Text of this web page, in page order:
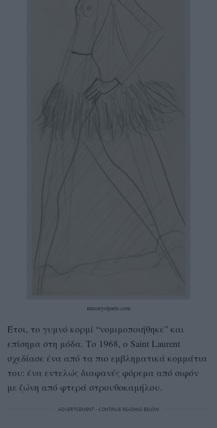
museeyslparis.com
Έτσι, το γυμνό κορμί “νομιμοποιήθηκε” και
επίσημα στη μόδα. Το 1968, ο Saint Laurent
σχεδίασε ένα από τα πιο εμβληματικά κομμάτια
του: ένα εντελώς διαφανές φόρεμα από σιφόν
με ζώνη από φτερά στρουθοκαμήλου.
ADVERTISEMENT - CONTINUE READING BELOW